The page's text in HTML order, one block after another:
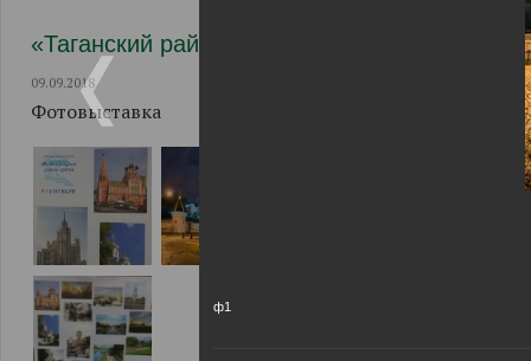
«Таганский район. Фотография сквозь
09.09.2018
Фотовыставка
ф1